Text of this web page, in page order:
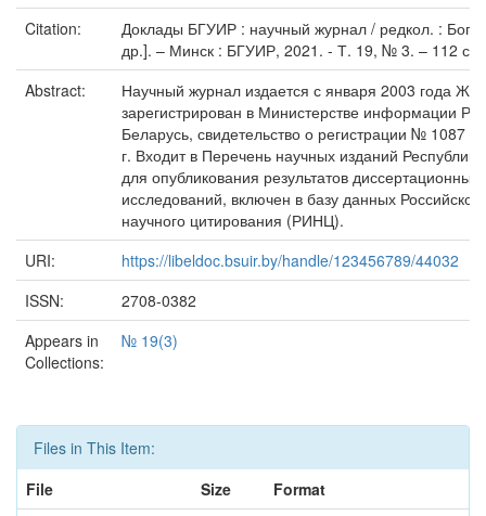
Citation:
Доклады БГУИР : научный журнал / редкол. :
др.]. – Минск : БГУИР, 2021. - Т. 19, № 3. – 112 с.
Abstract:
Научный журнал издается с января 2003 года
зарегистрирован в Министерстве информации
Беларусь, свидетельство о регистрации № 1087
г. Входит в Перечень научных изданий
для опубликования результатов диссертационных
исследований, включен в базу данных
научного цитирования (РИНЦ).
URI:
https://libeldoc.bsuir.by/handle/123456789/44032
ISSN:
2708-0382
Appears in
Collections:
№ 19(3)
Files in This Item:
File
Size Format